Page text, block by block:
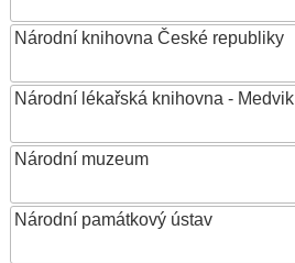
Národní knihovna České republiky
Národní lékařská knihovna - Medvik
Národní muzeum
Národní památkový ústav